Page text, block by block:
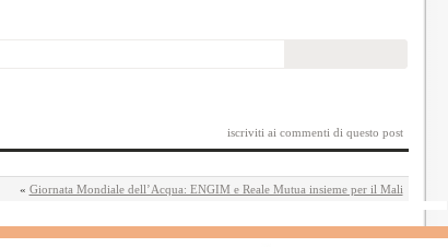
iscriviti ai commenti di questo post
« Giornata Mondiale dell’Acqua: ENGIM e Reale Mutua insieme per il Mali